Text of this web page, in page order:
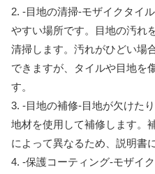
2. -目地の清掃-モザイクタイ
やすい場所です。目地の汚れ
清掃します。汚れがひどい場
できますが、タイルや目地を
す。
3. -目地の補修-目地が欠けた
地材を使用して補修します。
によって異なるため、説明書
4. -保護コーティング-モザイ